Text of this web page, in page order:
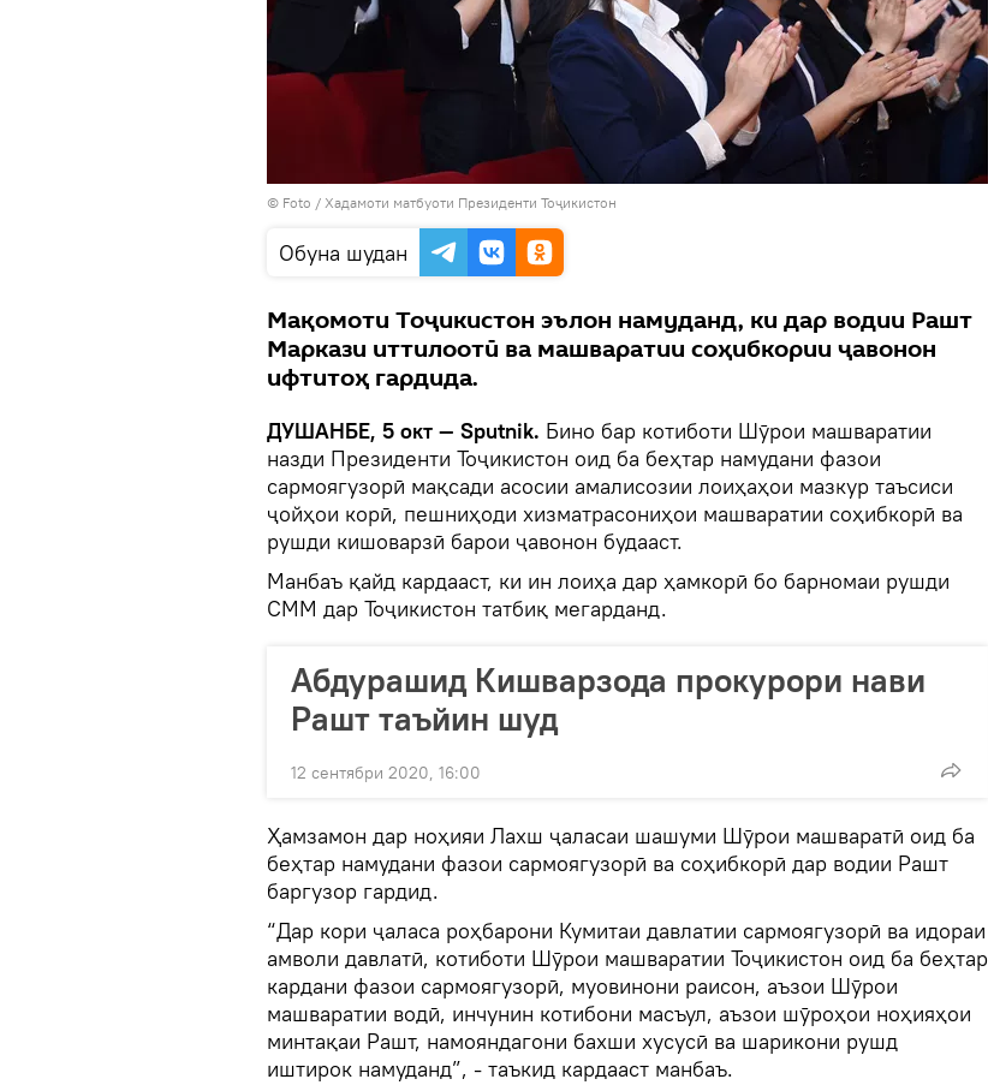
© Foto / Хадамоти матбуоти Президенти Тоҷикистон
Обуна шудан
Мақомоти Тоҷикистон эълон намуданд, ки дар водии Рашт
Маркази иттилоотӣ ва машваратии соҳибкории ҷавонон
ифтитоҳ гардида.
ДУШАНБЕ, 5 окт — Sputnik. Бино бар котиботи Шӯрои машваратии
назди Президенти Тоҷикистон оид ба беҳтар намудани фазои
сармоягузорӣ мақсади асосии амалисозии лоиҳаҳои мазкур таъсиси
ҷойҳои корӣ, пешниҳоди хизматрасониҳои машваратии соҳибкорӣ ва
рушди кишоварзӣ барои ҷавонон будааст.
Манбаъ қайд кардааст, ки ин лоиҳа дар ҳамкорӣ бо барномаи рушди
СММ дар Тоҷикистон татбиқ мегарданд.
Абдурашид Кишварзода прокурори нави
Рашт таъйин шуд
12 сентябри 2020, 16:00
Ҳамзамон дар ноҳияи Лахш ҷаласаи шашуми Шӯрои машваратӣ оид ба
беҳтар намудани фазои сармоягузорӣ ва соҳибкорӣ дар водии Рашт
баргузор гардид.
“Дар кори ҷаласа роҳбарони Кумитаи давлатии сармоягузорӣ ва идораи
амволи давлатӣ, котиботи Шӯрои машваратии Тоҷикистон оид ба беҳтар
кардани фазои сармоягузорӣ, муовинони раисон, аъзои Шӯрои
машваратии водӣ, инчунин котибони масъул, аъзои шӯроҳои ноҳияҳои
минтақаи Рашт, намояндагони бахши хусусӣ ва шарикони рушд
иштирок намуданд”, - таъкид кардааст манбаъ.